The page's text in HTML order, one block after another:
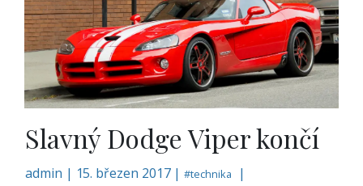
Slavný Dodge Viper končí
admin | 15. březen 2017 |#technika |